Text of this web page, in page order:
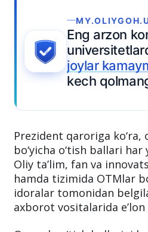
Eng arzon
joylar
kech
Prezident qaroriga ko‘ra,
bo‘yicha o‘tish ballari har
Oliy ta’lim, fan va